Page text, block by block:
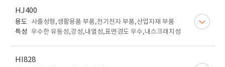
HJ400
용도
사출성형,생활용품 부품,전기전자 부품,산업자재 부품
특성 우수한 유동성,강성,내열성,표면경도 우수,내스크래치성
HI828